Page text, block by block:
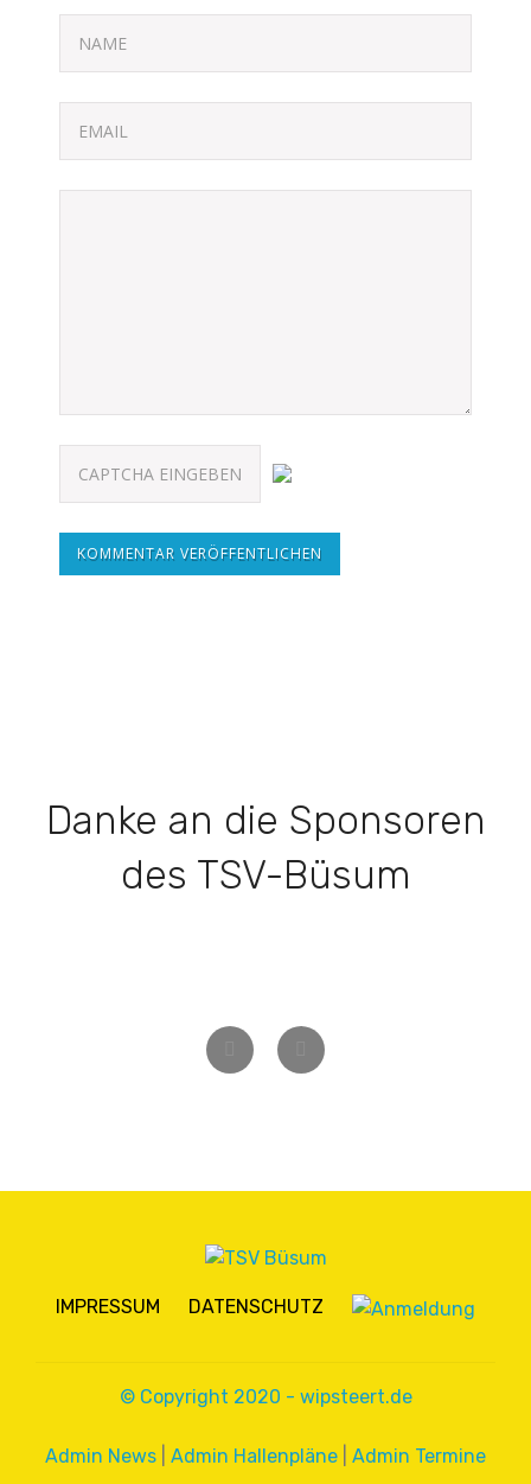
KOMMENTAR VERÖFFENTLICHEN
Danke an die Sponsoren
des TSV-Büsum
Zurück Weiter
IMPRESSUM DATENSCHUTZ
© Copyright 2020 - wipsteert.de
Admin News Admin Hallenpläne Admin Termine